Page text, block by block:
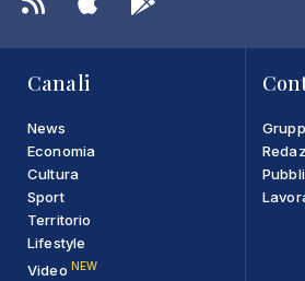
Canali
News
Economia
Cultura
Sport
Territorio
Lifestyle
Video NEW